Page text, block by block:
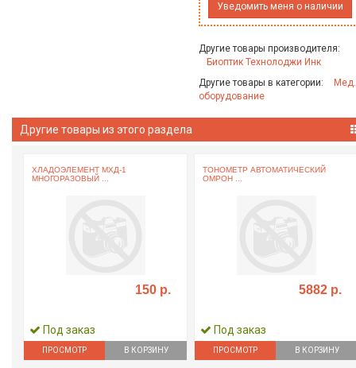
Уведомить меня о наличии
Другие товары производителя:
Биоптик Технолоджи Инк
Другие товары в категории:
Мед.
оборудование
Другие товары из этого раздела
ХЛАДОЭЛЕМЕНТ МХД-1
МНОГОРАЗОВЫЙ ...
150 р.
Под заказ
ПРОСМОТР В КОРЗИНУ
ТОНОМЕТР АВТОМАТИЧЕСКИЙ
ОМРОН ...
5882 р.
Под заказ
ПРОСМОТР В КОРЗИНУ